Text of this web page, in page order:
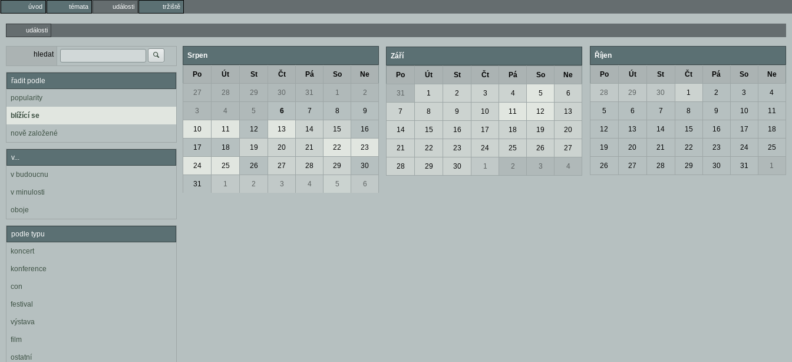
úvod témata události tržiště
události
hledat
řadit podle
popularity
blížící se
nově založené
v...
v budoucnu
v minulosti
oboje
podle typu
koncert
konference
con
festival
výstava
film
ostatní
Srpen
Po Út St Čt Pá So Ne
27 28 29 30 31 1 2
3 4 5 6 7 8 9
10 11 12 13 14 15 16
17 18 19 20 21 22 23
24 25 26 27 28 29 30
31 1 2 3 4 5 6
Září
Po Út St Čt Pá So Ne
31 1 2 3 4 5 6
7 8 9 10 11 12 13
14 15 16 17 18 19 20
21 22 23 24 25 26 27
28 29 30 1 2 3 4
Říjen
Po Út St Čt Pá So Ne
28 29 30 1 2 3 4
5 6 7 8 9 10 11
12 13 14 15 16 17 18
19 20 21 22 23 24 25
26 27 28 29 30 31 1